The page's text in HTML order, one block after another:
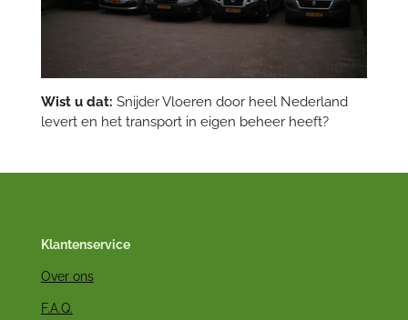
Wist u dat: Snijder Vloeren door heel Nederland
levert en het transport in eigen beheer heeft?
Klantenservice
Over ons
F.A.Q.